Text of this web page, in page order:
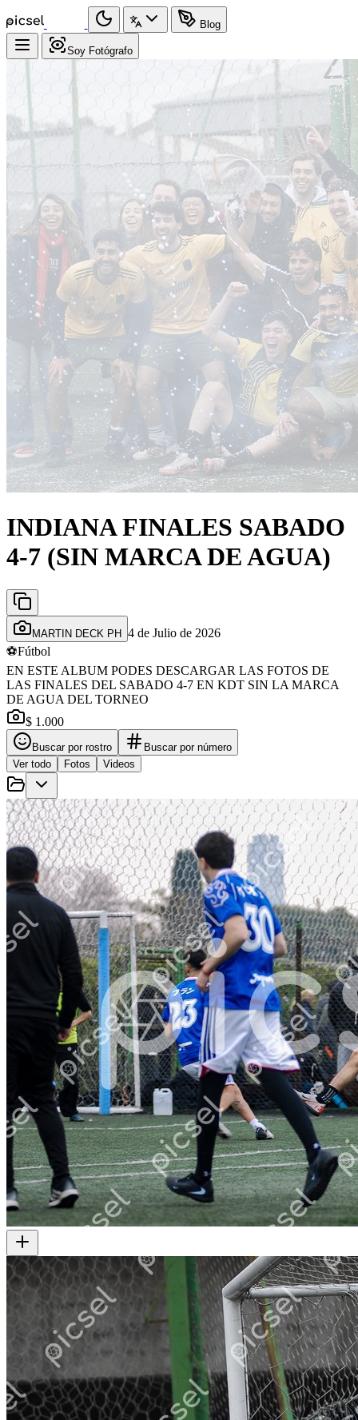
Blog
Soy Fotógrafo
INDIANA FINALES SABADO
4-7 (SIN MARCA DE AGUA)
MARTIN DECK PH 4 de Julio de 2026
⚽Fútbol
EN ESTE ALBUM PODES DESCARGAR LAS FOTOS DE
LAS FINALES DEL SABADO 4-7 EN KDT SIN LA MARCA
DE AGUA DEL TORNEO
$ 1.000
Buscar por rostro
Buscar por número
Ver todo
Fotos Videos